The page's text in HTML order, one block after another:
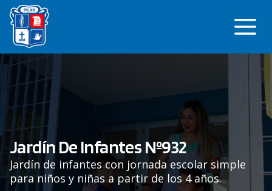
Saltar
contenido
Jardín De Infantes Nº932
Jardín de infantes con jornada escolar simple
para niños y niñas a partir de los 4 años.